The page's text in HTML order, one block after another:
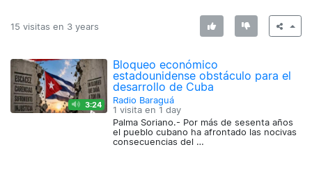
15 visitas en 3 years
3:24
Bloqueo económico
estadounidense obstáculo para el
desarrollo de Cuba
Radio Baraguá
1 visita en 1 day
Palma Soriano.- Por más de sesenta años
el pueblo cubano ha afrontado las nocivas
consecuencias del …